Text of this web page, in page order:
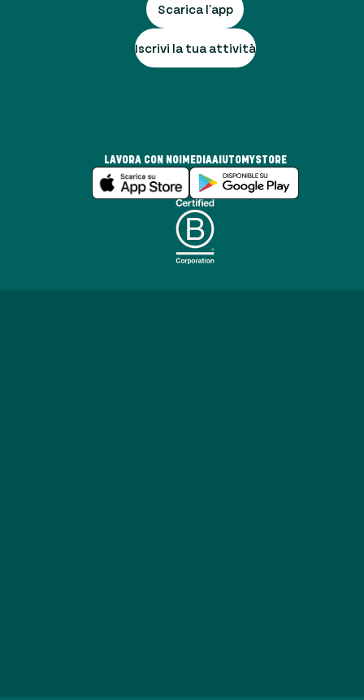
Scarica l'app
Iscrivi la tua attività
LAVORA CON NOI MEDIAAIUTOMYSTORE